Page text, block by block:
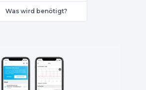
Was wird benötigt?